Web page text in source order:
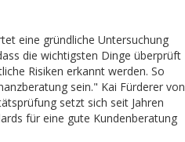
eine gründliche Untersuchung
die wichtigsten Dinge überprüft
Risiken erkannt werden. So
sein." Kai Fürderer von
setzt sich seit Jahren
für eine gute Kundenberatung